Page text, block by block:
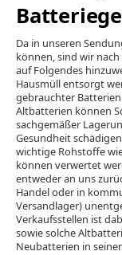
Da in unseren
können, sind wir
auf Folgendes
Hausmüll entsorgt
gebrauchter
Altbatterien können
sachgemäßer
Gesundheit
wichtige Rohstoffe
können verwertet
entweder an uns
Handel oder in
Versandlager)
Verkaufsstellen ist
sowie solche
Neubatterien in